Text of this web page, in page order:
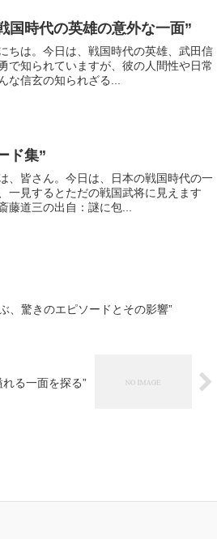
国時代の英雄の意外な一面”
ちは。今日は、戦国時代の英雄、武田信
で知られていますが、彼の人間性や日常
な信玄の知られざる...
ド集”
、皆さん。今日は、日本の戦国時代の一
一見するとただの戦国武将に見えます
藤道三の出自：謎に包...
、驚きのエピソードとその影響”
る一面を探る”